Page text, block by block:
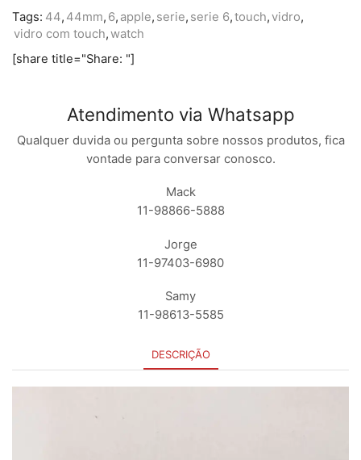
Tags: 44, 44mm, 6, apple, serie, serie 6,touch,vidro,
vidro com touch,watch
[share title="Share: "]
Atendimento via Whatsapp
Qualquer duvida ou pergunta sobre nossos produtos, fica
vontade para conversar conosco.
Mack
11-98866-5888
Jorge
11-97403-6980
Samy
11-98613-5585
DESCRIÇÃO